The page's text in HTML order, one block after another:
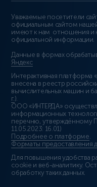
Уважаемые посетители
официальным сайтом
имеют к нам отношения и
официальной информации.
Данные в формах
Яндекс
Интерактивная
внесена в реестр
вычислительных машин и
г.).
ООО «ИНТЕРДА»
информационных
перечню, утверждённому
11.05.2023: 16.01)
Подробнее о платформе.
Форматы предоставления
Для повышения удобства
cookie и веб-аналитику.
обработку таких данных.